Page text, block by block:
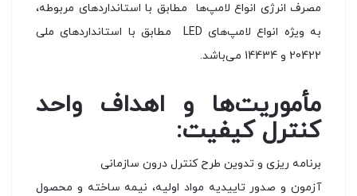
مصرف انرژی انواع لامپ‌ها مطابق با استانداردهای مربوطه،
به ویژه انواع لامپ‌های LED مطابق با استانداردهای ملی
20422 و 14434 می‌باشد.
مأموریت‌ها و اهداف واحد
کنترل کیفیت:
برنامه ریزی و تدوین طرح کنترل درون سازمانی
آزمون و صدور تاییدیه مواد اولیه، نیمه ساخته و محصول